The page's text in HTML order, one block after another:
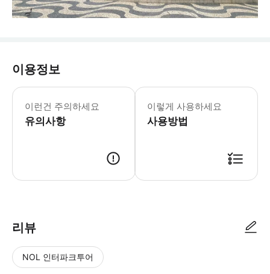
이용정보
이런건 주의하세요
유의사항
☝️ 꼭 알아두세요 💡 6세 이하의 아이
이렇게 사용하세요
사용방법
리뷰
NOL 인터파크투어